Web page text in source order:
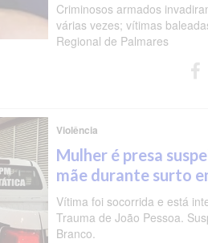
Criminosos armados
várias vezes; vítimas
Regional de Palmares
Violência
Mulher é presa
mãe durante surto
Vítima foi socorrida e está
Trauma de João Pessoa.
Branco.